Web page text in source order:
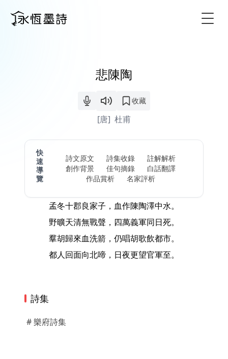
悲陳陶
收藏
[唐] 杜甫
快
速
導
覽
詩文原文 詩集收錄
註解解析
創作背景
佳句摘錄
白話翻譯
作品賞析
名家評析
孟冬十郡良家子，血作陳陶澤中水。
野曠天清無戰聲，四萬義軍同日死。
羣胡歸來血洗箭，仍唱胡歌飲都市。
都人回面向北啼，日夜更望官軍至。
詩集
# 樂府詩集